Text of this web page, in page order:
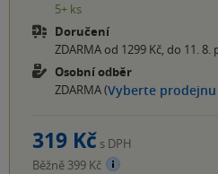
5+ ks
Doručení
ZDARMA od 1299 Kč, do 11.
Osobní odběr
ZDARMA (Vyberte prodejnu
319 Kč s DPH
Běžně 399 Kč